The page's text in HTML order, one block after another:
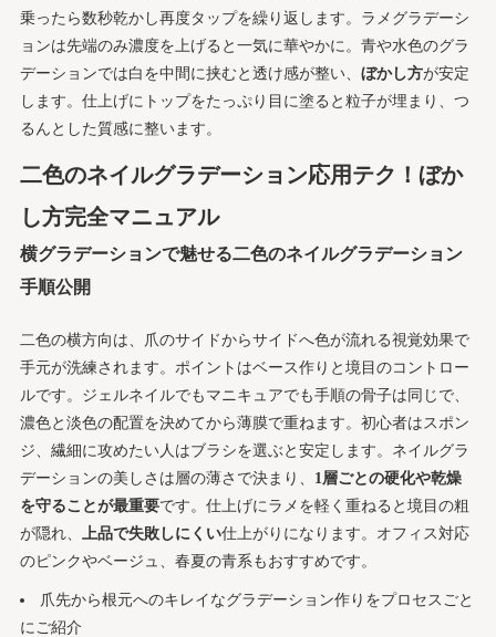
乗ったら数秒乾かし再度タップを繰り返します。ラメグラデーシ
ョンは先端のみ濃度を上げると一気に華やかに。青や水色のグラ
デーションでは白を中間に挟むと透け感が整い、 ぼかし方が安定
します。仕上げにトップをたっぷり目に塗ると粒子が埋まり、つ
るんとした質感に整います。
二色のネイルグラデーション応用テク！ぼか
し方完全マニュアル
横グラデーションで魅せる二色のネイルグラデーション
手順公開
二色の横方向は、爪のサイドからサイドへ色が流れる視覚効果で
手元が洗練されます。ポイントはベース作りと境目のコントロー
ルです。ジェルネイルでもマニキュアでも手順の骨子は同じで、
濃色と淡色の配置を決めてから薄膜で重ねます。初心者はスポン
ジ、繊細に攻めたい人はブラシを選ぶと安定します。ネイルグラ
デーションの美しさは層の薄さで決まり、 1層ごとの硬化や乾燥
を守ることが最重要です。仕上げにラメを軽く重ねると境目の粗
が隠れ、 上品で失敗しにくい仕上がりになります。オフィス対応
のピンクやベージュ、春夏の青系もおすすめです。
爪先から根元へのキレイなグラデーション作りをプロセスごと
にご紹介